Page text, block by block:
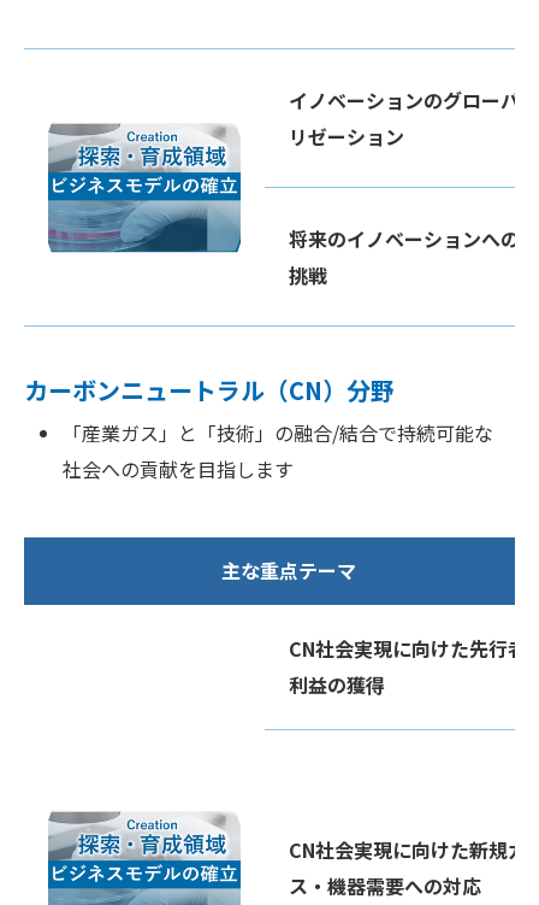
イノベーションのグローバ
リゼーション
将来のイノベーションへの
挑戦
カーボンニュートラル（CN）分野
「産業ガス」と「技術」の融合/結合で持続可能な
社会への貢献を目指します
主な重点テーマ
CN社会実現に向けた先行者
利益の獲得
CN社会実現に向けた新規ガ
ス・機器需要への対応